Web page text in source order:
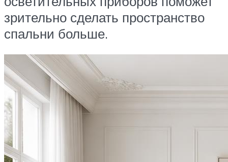
зрительно сделать пространство
спальни больше.